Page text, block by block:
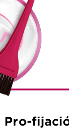
Pro-